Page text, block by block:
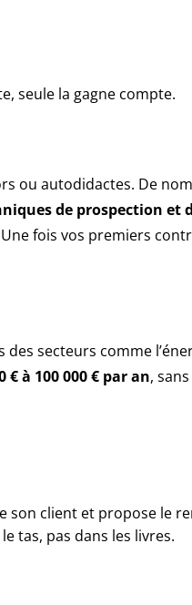
seule la gagne compte.
ou autodidactes. De
de prospection et
fois vos premiers
secteurs comme
€ à 100 000 € par an,
son client et propose le
tas, pas dans les livres.